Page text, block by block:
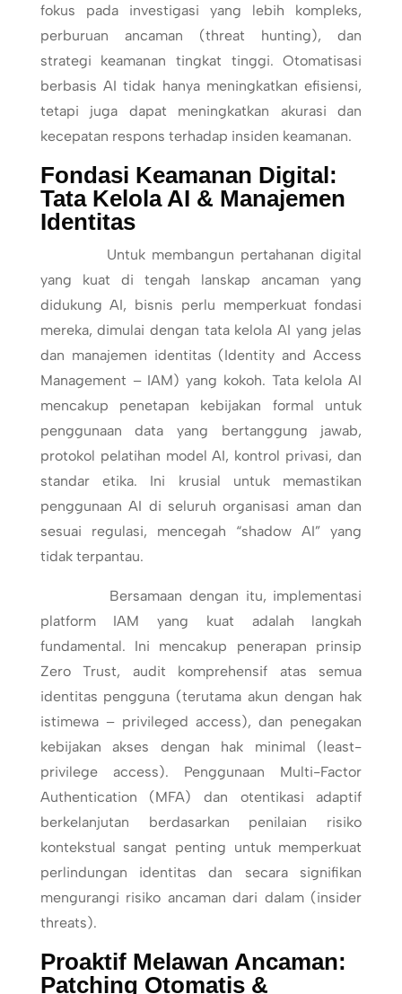
fokus pada investigasi yang lebih kompleks,
perburuan ancaman (threat hunting), dan
strategi keamanan tingkat tinggi. Otomatisasi
berbasis AI tidak hanya meningkatkan efisiensi,
tetapi juga dapat meningkatkan akurasi dan
kecepatan respons terhadap insiden keamanan.
Fondasi Keamanan Digital:
Tata Kelola AI & Manajemen
Identitas
Untuk membangun pertahanan digital
yang kuat di tengah lanskap ancaman yang
didukung AI, bisnis perlu memperkuat fondasi
mereka, dimulai dengan tata kelola AI yang jelas
dan manajemen identitas (Identity and Access
Management – IAM) yang kokoh. Tata kelola AI
mencakup penetapan kebijakan formal untuk
penggunaan data yang bertanggung jawab,
protokol pelatihan model AI, kontrol privasi, dan
standar etika. Ini krusial untuk memastikan
penggunaan AI di seluruh organisasi aman dan
sesuai regulasi, mencegah “shadow AI” yang
tidak terpantau.
Bersamaan dengan itu, implementasi
platform IAM yang kuat adalah langkah
fundamental. Ini mencakup penerapan prinsip
Zero Trust, audit komprehensif atas semua
identitas pengguna (terutama akun dengan hak
istimewa – privileged access), dan penegakan
kebijakan akses dengan hak minimal (least-
privilege access). Penggunaan Multi-Factor
Authentication (MFA) dan otentikasi adaptif
berkelanjutan berdasarkan penilaian risiko
kontekstual sangat penting untuk memperkuat
perlindungan identitas dan secara signifikan
mengurangi risiko ancaman dari dalam (insider
threats).
Proaktif Melawan Ancaman:
Patching Otomatis &